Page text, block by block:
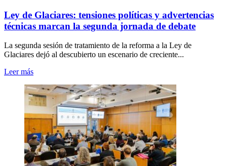
Ley de Glaciares: tensiones políticas y advertencias
técnicas marcan la segunda jornada de debate
La segunda sesión de tratamiento de la reforma a la Ley de
Glaciares dejó al descubierto un escenario de creciente...
Leer más